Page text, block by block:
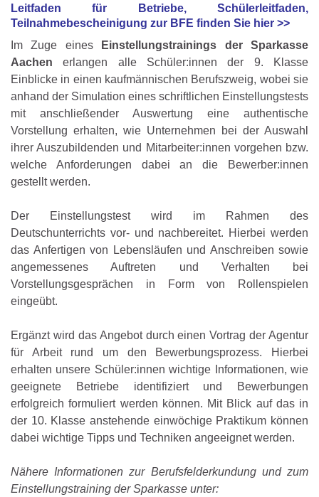
Leitfaden für Betriebe, Schülerleitfaden,
Teilnahmebescheinigung zur BFE finden Sie hier >>
Im Zuge eines
Einstellungstrainings der Sparkasse
Aachen erlangen alle Schüler:innen der 9. Klasse
Einblicke in einen kaufmännischen Berufszweig, wobei sie
anhand der Simulation eines schriftlichen Einstellungstests
mit anschließender Auswertung eine authentische
Vorstellung erhalten, wie Unternehmen bei der Auswahl
ihrer Auszubildenden und Mitarbeiter:innen vorgehen bzw.
welche Anforderungen dabei an die Bewerber:innen
gestellt werden.
Der Einstellungstest wird im Rahmen des
Deutschunterrichts vor- und nachbereitet. Hierbei werden
das Anfertigen von Lebensläufen und Anschreiben sowie
angemessenes Auftreten und Verhalten bei
Vorstellungsgesprächen in Form von Rollenspielen
eingeübt.
Ergänzt wird das Angebot durch einen Vortrag der Agentur
für Arbeit rund um den Bewerbungsprozess. Hierbei
erhalten unsere Schüler:innen wichtige Informationen, wie
geeignete Betriebe identifiziert und Bewerbungen
erfolgreich formuliert werden können. Mit Blick auf das in
der 10. Klasse anstehende einwöchige Praktikum können
dabei wichtige Tipps und Techniken angeeignet werden.
Nähere Informationen zur Berufsfelderkundung und zum
Einstellungstraining der Sparkasse unter: